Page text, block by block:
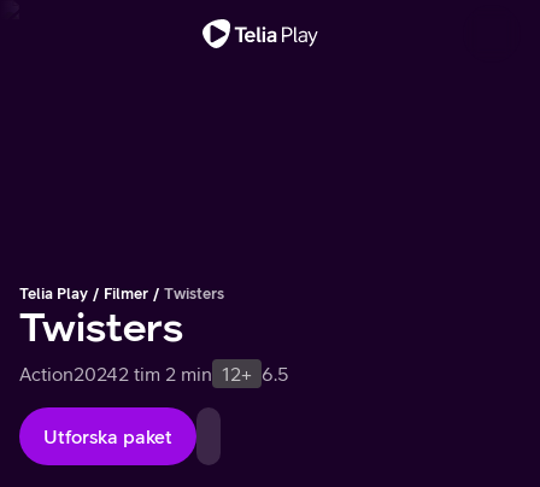
Telia Play Filmer Twisters
Twisters
Action20242 tim 2 min 12+ 6.5
Utforska paket